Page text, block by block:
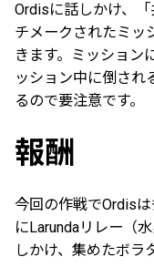
Ordisに話しかけ、
チメークされたミッ
きます。ミッション
ッション中に倒され
るので要注意です。
報酬
今回の作戦でOrdis
にLarundaリレー（
しかけ、集めたボラ